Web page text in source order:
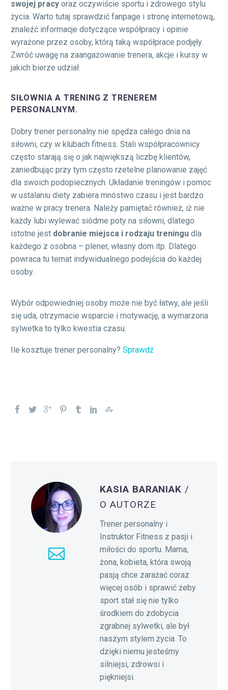
swojej pracy oraz oczywiście sportu i zdrowego stylu
życia. Warto tutaj sprawdzić fanpage i stronę internetową,
znaleźć informacje dotyczące współpracy i opinie
wyrażone przez osoby, którą taką współprace podjęły.
Zwróć uwagę na zaangażowanie trenera, akcje i kursy w
jakich bierze udział.
SIŁOWNIA A TRENING Z TRENEREM
PERSONALNYM.
Dobry trener personalny nie spędza całego dnia na
siłowni, czy w klubach fitness. Stali współpracownicy
często starają się o jak największą liczbę klientów,
zaniedbując przy tym często rzetelne planowanie zajęć
dla swoich podopiecznych. Układanie treningów i pomoc
w ustalaniu diety zabiera mnóstwo czasu i jest bardzo
ważne w pracy trenera. Należy pamiętać również, iż nie
każdy lubi wylewać siódme poty na siłowni, dlatego
istotne jest dobranie miejsca i rodzaju treningu dla
każdego z osobna – plener, własny dom itp. Dlatego
powraca tu temat indywidualnego podejścia do każdej
osoby.
Wybór odpowiedniej osoby może nie być łatwy, ale jeśli
się uda, otrzymacie wsparcie i motywację, a wymarzona
sylwetka to tylko kwestia czasu.
Ile kosztuje trener personalny? Sprawdź
KASIA BARANIAK /
O AUTORZE
Trener personalny i
Instruktor Fitness z pasji i
miłości do sportu. Mama,
żona, kobieta, która swoją
pasją chce zarażać coraz
więcej osób i sprawić żeby
sport stał się nie tylko
środkiem do zdobycia
zgrabnej sylwetki, ale był
naszym stylem życia. To
dzięki niemu jesteśmy
silniejsi, zdrowsi i
piękniejsi.